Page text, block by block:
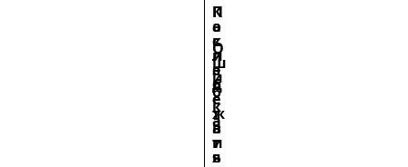
О
ш
и
б
к
а
П
о
с
л
е
д
с
т
в
и
я
К
а
к
и
з
б
е
ж
а
т
ь